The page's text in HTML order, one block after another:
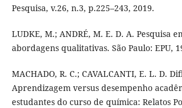
Pesquisa, v.26, n.3, p.225–243, 2019.
LUDKE, M.; ANDRÉ, M. E. D. A. Pesquisa
abordagens qualitativas. São Paulo: EPU,
MACHADO, R. C.; CAVALCANTI, E. L. D.
Aprendizagem versus desempenho
estudantes do curso de química: Relatos